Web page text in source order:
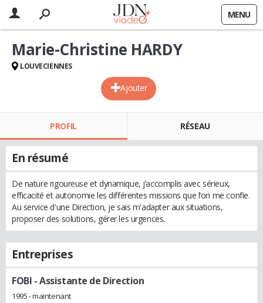
MENU
Ajouter
Marie-Christine HARDY
LOUVECIENNES
PROFIL RÉSEAU
En résumé
De nature rigoureuse et dynamique, j’accomplis avec sérieux,
efficacité et autonomie les différentes missions que l’on me confie.
Au service d'une Direction, je sais m'adapter aux situations,
proposer des solutions, gérer les urgences.
Entreprises
FOBI - Assistante de Direction
1995 - maintenant